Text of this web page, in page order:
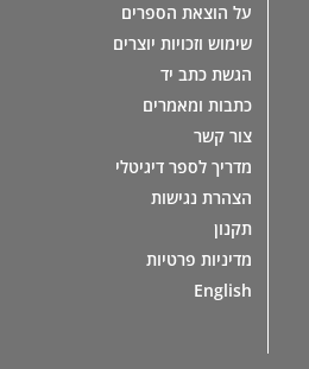
על הוצאת הספרים
שימוש וזכויות יוצרים
הגשת כתב יד
כתבות ומאמרים
צור קשר
מדריך לספר דיגיטלי
הצהרת נגישות
תקנון
מדיניות פרטיות
English